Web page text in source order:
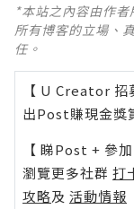
*本站之內容由作
所有博客的立場、
任。
【 U Creator 招
出Post賺現金獎
【 睇Post + 參
瀏覽更多社群 打
攻略及 活動情報